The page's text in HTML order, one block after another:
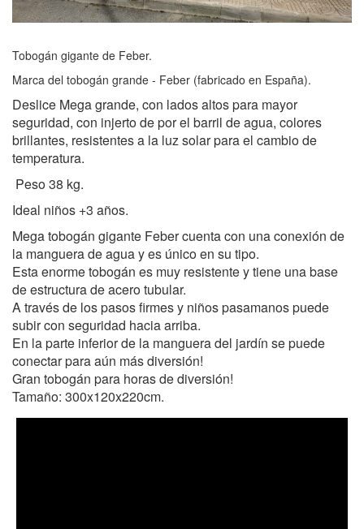
Tobogán gigante de Feber.
Marca del tobogán grande - Feber (fabricado en España).
Deslice Mega grande, con lados altos para mayor
seguridad, con injerto de por el barril de agua, colores
brillantes, resistentes a la luz solar para el cambio de
temperatura.
Peso 38 kg.
Ideal niños +3 años.
Mega tobogán gigante Feber cuenta con una conexión de
la manguera de agua y es único en su tipo.
Esta enorme tobogán es muy resistente y tiene una base
de estructura de acero tubular.
A través de los pasos firmes y niños pasamanos puede
subir con seguridad hacia arriba.
En la parte inferior de la manguera del jardín se puede
conectar para aún más diversión!
Gran tobogán para horas de diversión!
Tamaño: 300x120x220cm.